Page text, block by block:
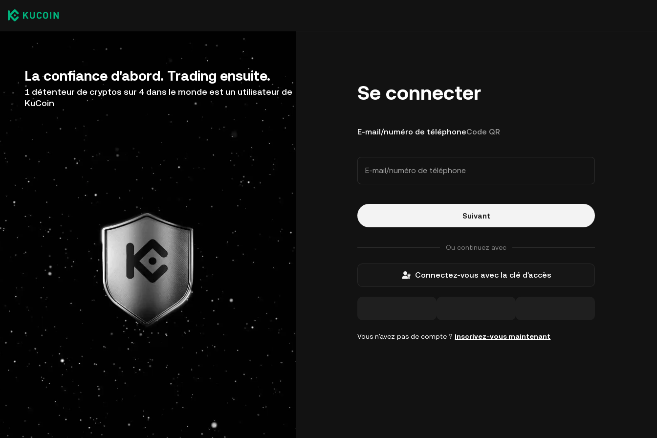
La confiance d'abord. Trading ensuite.
1 détenteur de cryptos sur 4 dans le monde est un utilisateur de
KuCoin
Se connecter
E-mail/numéro de téléphoneCode QR
E-mail/numéro de téléphone
Suivant
Ou continuez avec
Connectez-vous avec la clé d'accès
Vous n'avez pas de compte ? Inscrivez-vous maintenant